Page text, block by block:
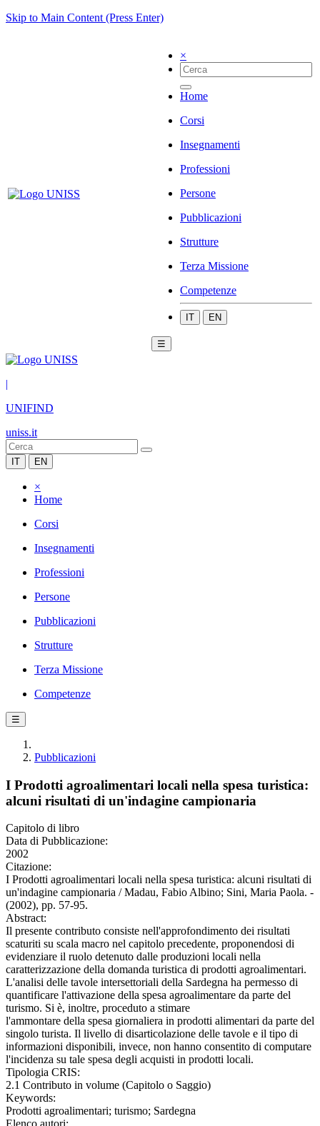
Skip to Main Content (Press Enter)
×
Home
Corsi
Insegnamenti
Professioni
Persone
Pubblicazioni
Strutture
Terza Missione
Competenze
IT EN
☰
|
UNIFIND
uniss.it
IT EN
×
Home
Corsi
Insegnamenti
Professioni
Persone
Pubblicazioni
Strutture
Terza Missione
Competenze
☰
Pubblicazioni
I Prodotti agroalimentari locali nella spesa turistica:
alcuni risultati di un'indagine campionaria
Capitolo di libro
Data di Pubblicazione:
2002
Citazione:
I Prodotti agroalimentari locali nella spesa turistica: alcuni risultati di
un'indagine campionaria / Madau, Fabio Albino; Sini, Maria Paola. -
(2002), pp. 57-95.
Abstract:
Il presente contributo consiste nell'approfondimento dei risultati
scaturiti su scala macro nel capitolo precedente, proponendosi di
evidenziare il ruolo detenuto dalle produzioni locali nella
caratterizzazione della domanda turistica di prodotti agroalimentari.
L'analisi delle tavole intersettoriali della Sardegna ha permesso di
quantificare l'attivazione della spesa agroalimentare da parte del
turismo. Si è, inoltre, proceduto a stimare
l'ammontare della spesa giornaliera in prodotti alimentari da parte del
singolo turista. Il livello di disarticolazione delle tavole e il tipo di
informazioni disponibili, invece, non hanno consentito di computare
l'incidenza su tale spesa degli acquisti in prodotti locali.
Tipologia CRIS:
2.1 Contributo in volume (Capitolo o Saggio)
Keywords:
Prodotti agroalimentari; turismo; Sardegna